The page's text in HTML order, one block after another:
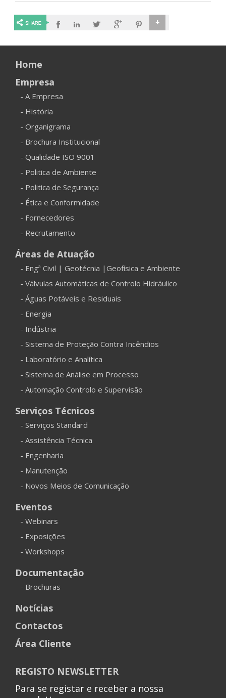
Home
Empresa
- A Empresa
- História
- Organigrama
- Brochura Institucional
- Qualidade ISO 9001
- Politica de Ambiente
- Politica de Segurança
- Ética e Conformidade
- Fornecedores
- Recrutamento
Áreas de Atuação
- Engª Civil | Geotécnia |Geofísica e Ambiente
- Válvulas Automáticas de Controlo Hidráulico
- Águas Potáveis e Residuais
- Energia
- Indústria
- Sistema de Proteção Contra Incêndios
- Laboratório e Analítica
- Sistema de Análise em Processo
- Automação Controlo e Supervisão
Serviços Técnicos
- Serviços Standard
- Assistência Técnica
- Engenharia
- Manutenção
- Novos Meios de Comunicação
Eventos
- Webinars
- Exposições
- Workshops
Documentação
- Brochuras
Notícias
Contactos
Área Cliente
REGISTO NEWSLETTER
Para se registar e receber a nossa